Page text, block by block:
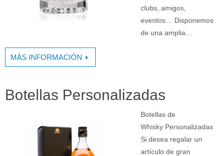
clubs, amigos,
eventos… Disponemos
de una amplia…
MÁS INFORMACIÓN
Botellas Personalizadas
Botellas de
Whisky Personalizadas
Si desea regalar un
artículo de gran